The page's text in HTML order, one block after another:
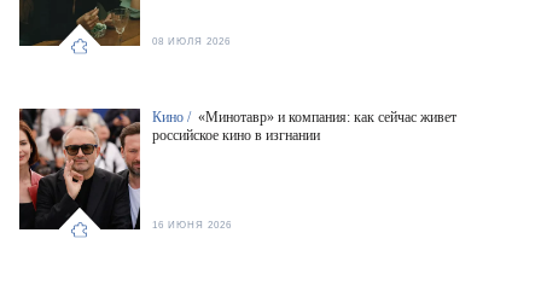
08 ИЮЛЯ 2026
Кино / «Минотавр» и компания: как сейчас живет
российское кино в изгнании
16 ИЮНЯ 2026